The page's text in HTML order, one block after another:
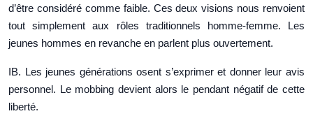
d’être considéré comme faible. Ces deux visions nous renvoient
tout simplement aux rôles traditionnels homme-femme. Les
jeunes hommes en revanche en parlent plus ouvertement.
IB. Les jeunes générations osent s’exprimer et donner leur avis
personnel. Le mobbing devient alors le pendant négatif de cette
liberté.